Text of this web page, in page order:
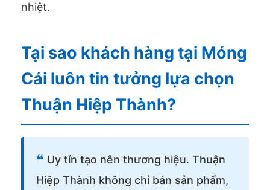
nhiệt.
Tại sao khách hàng tại Móng
Cái luôn tin tưởng lựa chọn
Thuận Hiệp Thành?
❝ Uy tín tạo nên thương hiệu. Thuận
Hiệp Thành không chỉ bán sản phẩm,